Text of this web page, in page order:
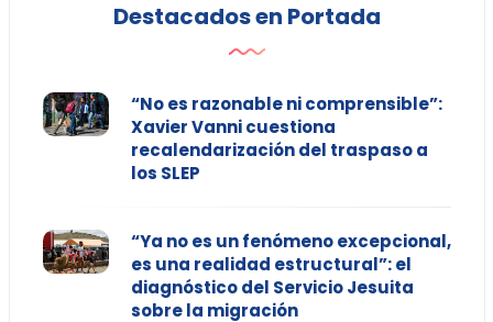
Destacados en Portada
“No es razonable ni comprensible”:
Xavier Vanni cuestiona
recalendarización del traspaso a
los SLEP
“Ya no es un fenómeno excepcional,
es una realidad estructural”: el
diagnóstico del Servicio Jesuita
sobre la migración